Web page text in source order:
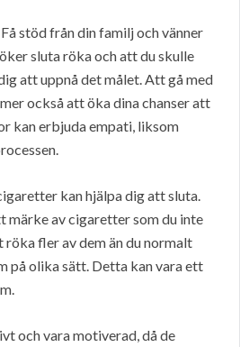
stöd från din familj och vänner
sluta röka och att du skulle
att uppnå det målet. Att gå med
också att öka dina chanser att
kan erbjuda empati, liksom
kan hjälpa dig att sluta.
av cigaretter som du inte
fler av dem än du normalt
på olika sätt. Detta kan vara ett
och vara motiverad, då de